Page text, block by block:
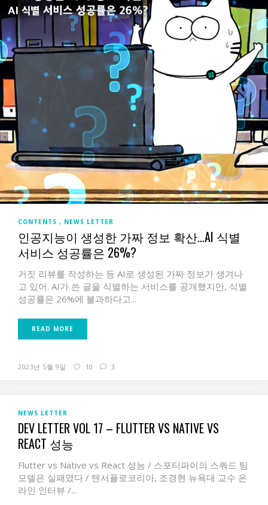
CONTENTS NEWS LETTER
인공지능이 생성한 가짜 정보 확산…AI 식별
서비스 성공률은 26%?
거짓 리뷰를 작성하는 등 AI로 생성된 가짜 정보가 생겨나
고 있어. AI가 쓴 글을 식별하는 서비스를 공개했지만, 식별
성공률은 26%에 불과하다고...
READ MORE
2023년 5월 9일 10 3
NEWS LETTER
DEV LETTER VOL 17 – FLUTTER VS NATIVE VS
REACT 성능
Flutter vs Native vs React 성능 / 스포티파이의 스쿼드 팀
모델은 실패였다 / 텐서플로코리아, 조경현 뉴욕대 교수 온
라인 인터뷰 /...